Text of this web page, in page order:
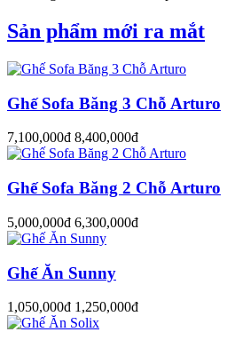
Sản phẩm mới ra mắt
Ghế Sofa Băng 3 Chỗ Arturo
7,100,000đ 8,400,000đ
Ghế Sofa Băng 2 Chỗ Arturo
5,000,000đ 6,300,000đ
Ghế Ăn Sunny
1,050,000đ 1,250,000đ